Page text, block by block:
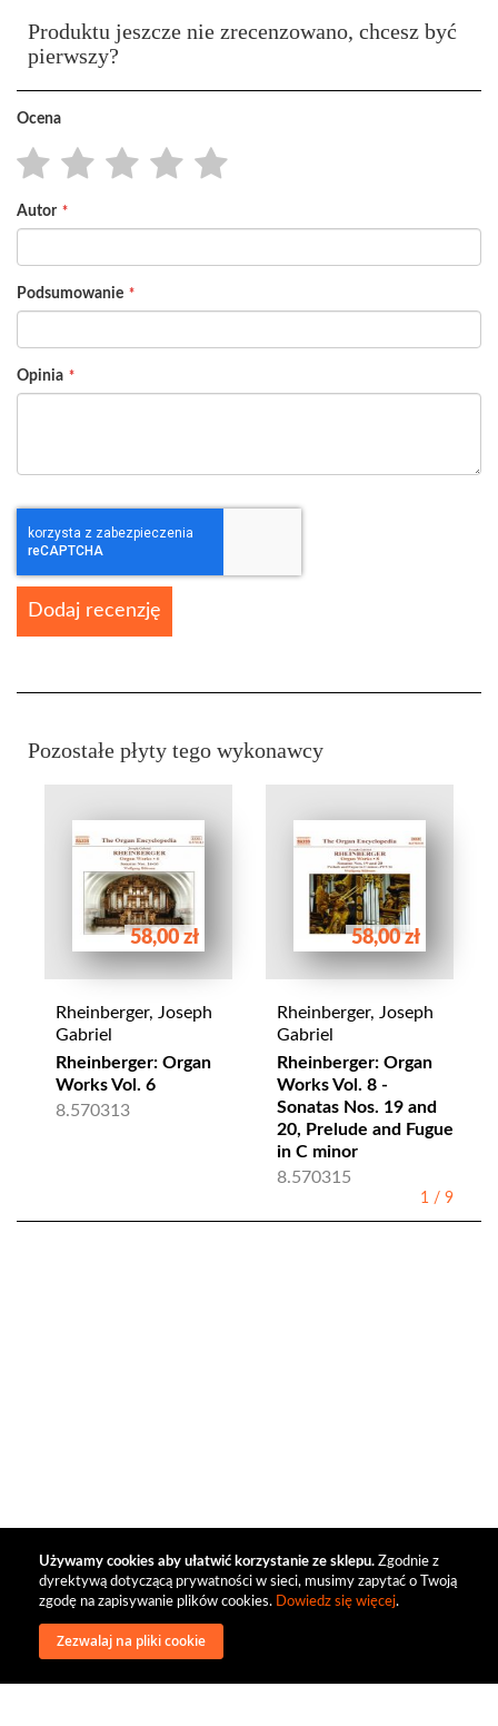
Używamy cookies aby ułatwić korzystanie ze sklepu. Zgodnie z
dyrektywą dotyczącą prywatności w sieci, musimy zapytać o Twoją
zgodę na zapisywanie plików cookies. Dowiedz się więcej.
Zezwalaj na pliki cookie
Produktu jeszcze nie zrecenzowano, chcesz być
pierwszy?
Ocena
star
stars
stars
stars
stars
Autor
Podsumowanie
Opinia
Dodaj recenzję
Pozostałe płyty tego wykonawcy
58,00 zł
Rheinberger, Joseph
Gabriel
Rheinberger: Organ
Works Vol. 6
8.570313
58,00 zł
Rheinberger, Joseph
Gabriel
Rheinberger: Organ
Works Vol. 8 -
Sonatas Nos. 19 and
20, Prelude and Fugue
in C minor
8.570315
1 / 9